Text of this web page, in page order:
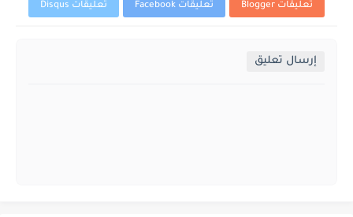
تعليقات Blogger تعليقات Facebook تعليقات Disqus
إرسال تعليق